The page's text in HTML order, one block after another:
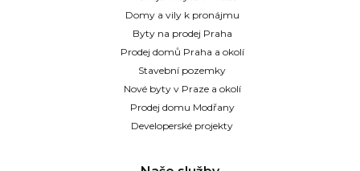
Domy a vily k pronájmu
Byty na prodej Praha
Prodej domů Praha a okolí
Stavební pozemky
Nové byty v Praze a okolí
Prodej domu Modřany
Developerské projekty